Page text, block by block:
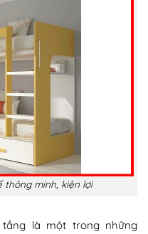
thông minh, kiện lợi
là một trong những